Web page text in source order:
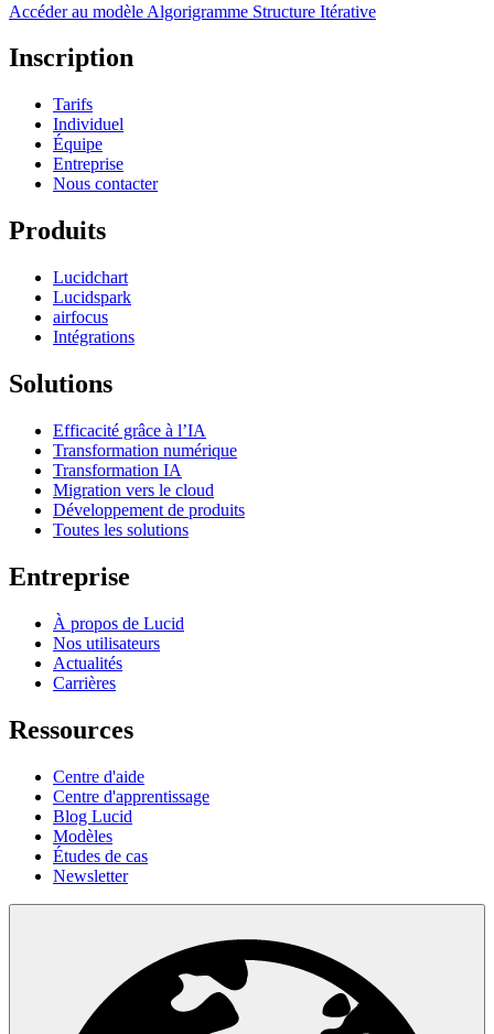
Accéder au modèle Algorigramme Structure Itérative
Inscription
Tarifs
Individuel
Équipe
Entreprise
Nous contacter
Produits
Lucidchart
Lucidspark
airfocus
Intégrations
Solutions
Efficacité grâce à l’IA
Transformation numérique
Transformation IA
Migration vers le cloud
Développement de produits
Toutes les solutions
Entreprise
À propos de Lucid
Nos utilisateurs
Actualités
Carrières
Ressources
Centre d'aide
Centre d'apprentissage
Blog Lucid
Modèles
Études de cas
Newsletter